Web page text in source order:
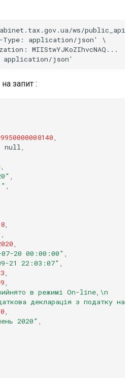
ws/
application/json' \
MIIStwYJKoZIhvcNAQ...
запит :
null
8
07-20 00:00:00"
21 22:03:07"
в режимі On-line,\n
декларацiя з податку на
0
2020"